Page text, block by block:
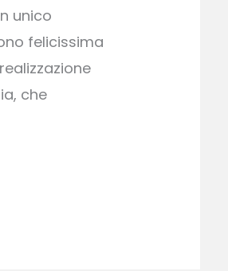
unico
felicissima
che